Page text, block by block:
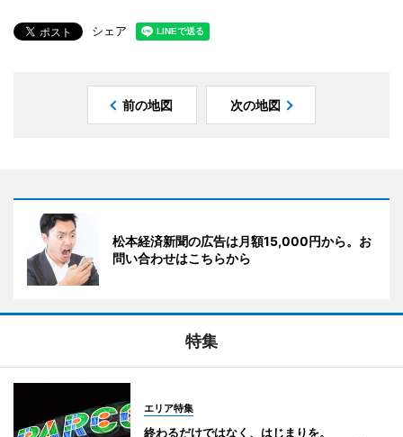
シェア
前の地図 次の地図
松本経済新聞の広告は月額15,000円から。お
問い合わせはこちらから
特集
エリア特集
終わるだけではなく、はじまりを。